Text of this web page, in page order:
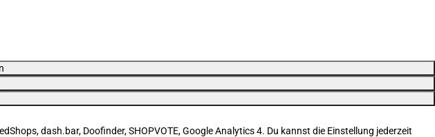
dash.bar, Doofinder, SHOPVOTE, Google Analytics 4. Du kannst die Einstellung jederzeit